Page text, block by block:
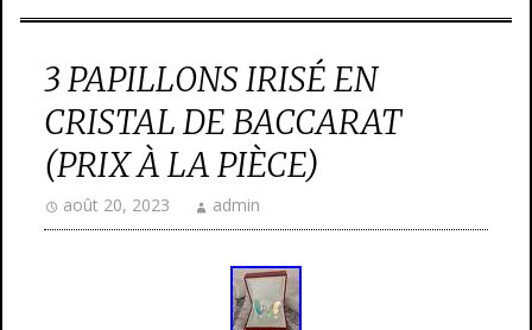
3 PAPILLONS IRISÉ EN
CRISTAL DE BACCARAT
(PRIX À LA PIÈCE)
août 20, 2023 admin